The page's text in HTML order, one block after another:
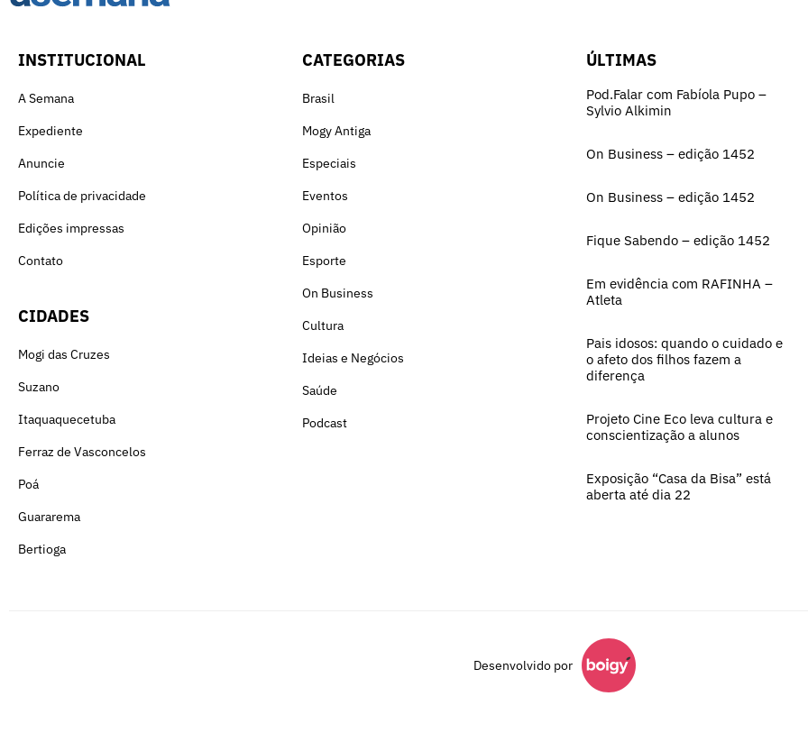
INSTITUCIONAL
A Semana
Expediente
Anuncie
Política de privacidade
Edições impressas
Contato
CIDADES
Mogi das Cruzes
Suzano
Itaquaquecetuba
Ferraz de Vasconcelos
Poá
Guararema
Bertioga
CATEGORIAS
Brasil
Mogy Antiga
Especiais
Eventos
Opinião
Esporte
On Business
Cultura
Ideias e Negócios
Saúde
Podcast
ÚLTIMAS
Pod.Falar com Fabíola Pupo –
Sylvio Alkimin
On Business – edição 1452
On Business – edição 1452
Fique Sabendo – edição 1452
Em evidência com RAFINHA –
Atleta
Pais idosos: quando o cuidado e
o afeto dos filhos fazem a
diferença
Projeto Cine Eco leva cultura e
conscientização a alunos
Exposição “Casa da Bisa” está
aberta até dia 22
Desenvolvido por